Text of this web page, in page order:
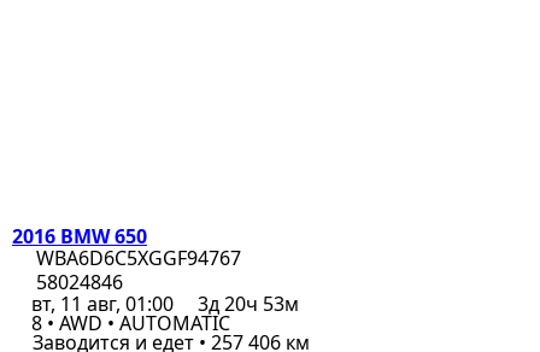
2016 BMW 650
WBA6D6C5XGGF94767
58024846
вт, 11 авг, 01:00
3д 20ч 53м
8 • AWD • AUTOMATIC
Заводится и едет • 257 406 км